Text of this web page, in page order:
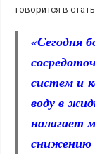
говорится в
«Сегодня
систем и
воду в
налагает
снижению